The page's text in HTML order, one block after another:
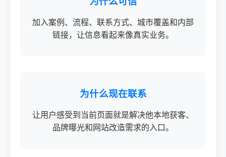
加入案例、流程、联系方式、城市覆盖和内部
链接，让信息看起来像真实业务。
为什么现在联系
让用户感受到当前页面就是解决他本地获客、
品牌曝光和网站改造需求的入口。